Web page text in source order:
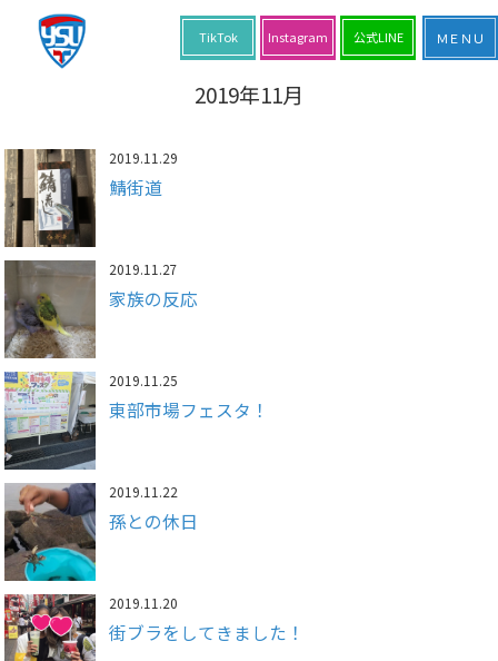
2019年11月
2019.11.29
鯖街道
2019.11.27
家族の反応
2019.11.25
東部市場フェスタ！
2019.11.22
孫との休日
2019.11.20
街ブラをしてきました！
公式LINE
Instagram
TikTok